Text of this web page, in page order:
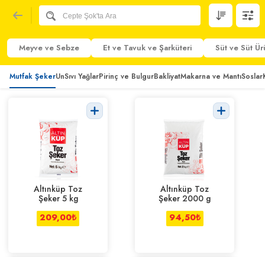
Meyve ve Sebze Et ve Tavuk ve Şarküteri Süt ve Süt
Mutfak ŞekerUnSıvı YağlarPirinç ve BulgurBakliyatMakarna ve MantıSoslar
Altınküp Toz
Şeker 5 kg
209,00₺
Altınküp Toz
Şeker 2000 g
94,50₺